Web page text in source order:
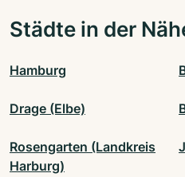
Städte in der
Hamburg
Drage (Elbe)
Rosengarten (Landkreis
Harburg)